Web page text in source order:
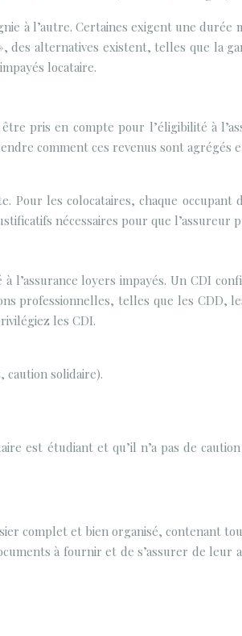
à l’autre. Certaines exigent une
alternatives existent, telles que la
locataire.
pris en compte pour l’éligibilité à
comment ces revenus sont
Pour les colocataires, chaque
nécessaires pour que l’assureur
loyers impayés. Un CDI
professionnelles, telles que les CDD,
les CDI.
caution solidaire).
est étudiant et qu’il n’a pas de
complet et bien organisé, contenant
à fournir et de s’assurer de